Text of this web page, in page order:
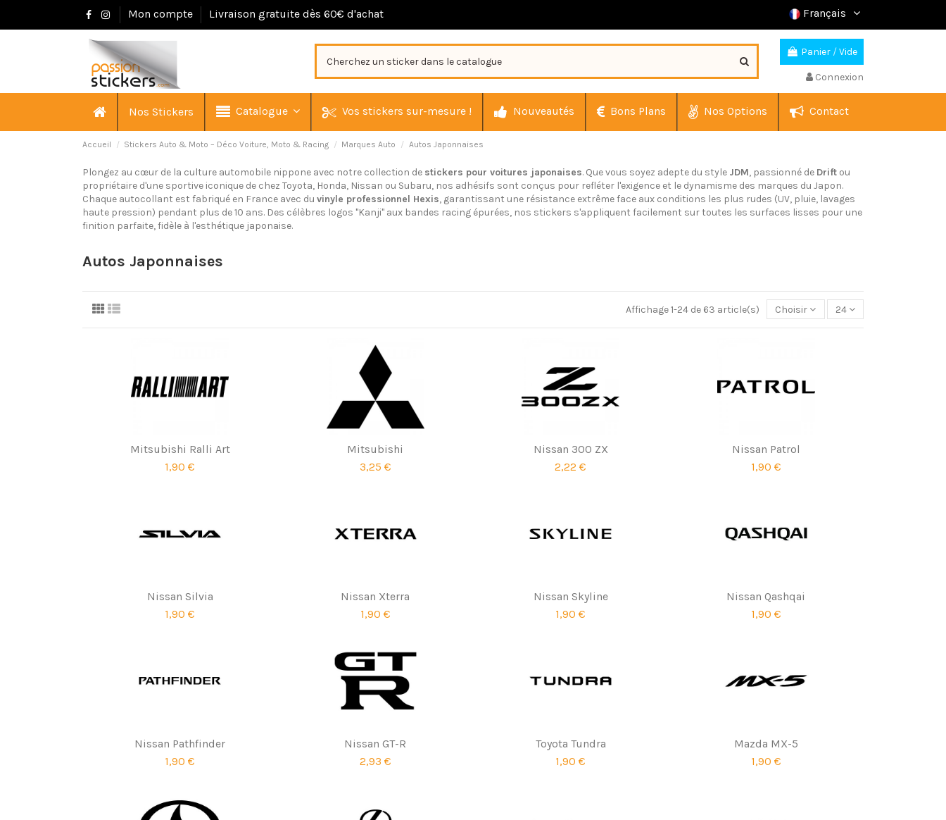
Mon compte Livraison gratuite dès 60€ d'achat Français
Panier /Vide
Connexion
Nos Stickers Catalogue Vos stickers sur-mesure ! Nouveautés Bons Plans Nos Options Contact
Accueil Stickers Auto & Moto – Déco Voiture, Moto & Racing Marques Auto Autos Japonnaises
Plongez au cœur de la culture automobile nippone avec notre collection de stickers pour voitures japonaises. Que vous soyez adepte du style JDM, passionné de Drift ou
propriétaire d'une sportive iconique de chez Toyota, Honda, Nissan ou Subaru, nos adhésifs sont conçus pour refléter l'exigence et le dynamisme des marques du Japon.
Chaque autocollant est fabriqué en France avec du vinyle professionnel Hexis, garantissant une résistance extrême face aux conditions les plus rudes (UV, pluie, lavages
haute pression) pendant plus de 10 ans. Des célèbres logos "Kanji" aux bandes racing épurées, nos stickers s'appliquent facilement sur toutes les surfaces lisses pour une
finition parfaite, fidèle à l'esthétique japonaise.
Autos Japonnaises
Affichage 1-24 de 63 article(s) Choisir 24
Mitsubishi Ralli Art
1,90 €
Mitsubishi
3,25 €
Nissan 300 ZX
2,22 €
Nissan Patrol
1,90 €
Nissan Silvia
1,90 €
Nissan Xterra
1,90 €
Nissan Skyline
1,90 €
Nissan Qashqai
1,90 €
Nissan Pathfinder
1,90 €
Nissan GT-R
2,93 €
Toyota Tundra
1,90 €
Mazda MX-5
1,90 €